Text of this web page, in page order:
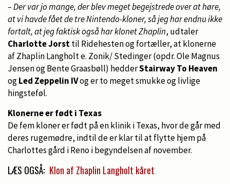
– Der var jo mange, der blev meget begejstrede over at høre,
at vi havde fået de tre Nintendo-kloner, så jeg har endnu ikke
fortalt, at jeg faktisk også har klonet Zhaplin, udtaler
Charlotte Jorsttil Ridehesten og fortæller, at klonerne
af Zhaplin Langholt e. Zonik/ Stedinger (opdr. Ole Magnus
Jensen og Bente Graasbøll) hedderStairway To Heaven
ogLed Zeppelin IVog er to meget smukke og livlige
hingsteføl.
Klonerne er født i Texas
De fem kloner er født på en klinik i Texas, hvor de går med
deres rugemødre, indtil de er klar til at flytte hjem på
Charlottes gård i Reno i begyndelsen af november.
LÆS OGSÅ: Klon af Zhaplin Langholt kåret